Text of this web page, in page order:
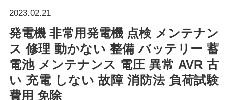
2023.02.21
発電機 非常用発電機 点検 メンテナン
ス 修理 動かない 整備 バッテリー 蓄
電池 メンテナンス 電圧 異常 AVR 古
い 充電 しない 故障 消防法 負荷試験
費用 免除